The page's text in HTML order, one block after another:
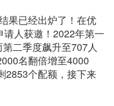
果已经出炉了！在优
人获邀！2022年第一
二季度飙升至707人
名翻倍增至4000
2853个配额，接下来